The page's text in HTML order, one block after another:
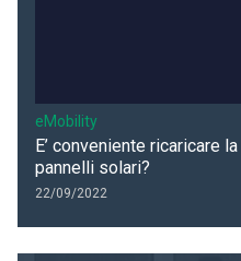
eMobility
E’ conveniente ricaricare
pannelli solari?
22/09/2022